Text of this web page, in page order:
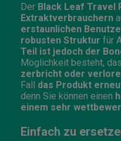
Der Black Leaf Travel
Extraktverbrauchern
erstaunlichen
robusten Struktur für
Teil ist jedoch der
Möglichkeit besteht,
zerbricht oder
Fall das Produkt
denn Sie können einen
einem sehr
Einfach zu